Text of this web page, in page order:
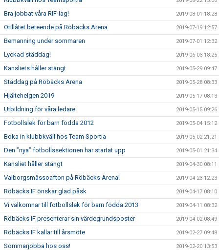
Bra jobbat våra RIF-lag! 2019-08-01 18:28
Otillåtet beteende på Röbäcks Arena 2019-07-19 12:57
Bemanning under sommaren 2019-07-01 12:32
Lyckad städdag! 2019-06-03 18:25
Kansliets håller stängt 2019-05-29 09:47
Städdag på Röbäcks Arena 2019-05-28 08:33
Hjältehelgen 2019 2019-05-17 08:13
Utbildning för våra ledare 2019-05-15 09:26
Fotbollslek för barn födda 2012 2019-05-04 15:12
Boka in klubbkväll hos Team Sportia 2019-05-02 21:21
Den ”nya” fotbollssektionen har startat upp 2019-05-01 21:34
Kansliet håller stängt 2019-04-30 08:11
Valborgsmässoafton på Röbäcks Arena! 2019-04-23 12:23
Röbäcks IF önskar glad påsk 2019-04-17 08:10
Vi välkomnar till fotbollslek för barn födda 2013 2019-04-11 08:32
Röbäcks IF presenterar sin värdegrundsposter 2019-04-02 08:49
Röbäcks IF kallar till årsmöte 2019-02-27 09:48
Sommarjobba hos oss! 2019-02-20 13:53